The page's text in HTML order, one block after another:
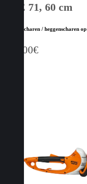
HSE 71, 60 cm
Heggenscharen / heggenscharen
269,00€